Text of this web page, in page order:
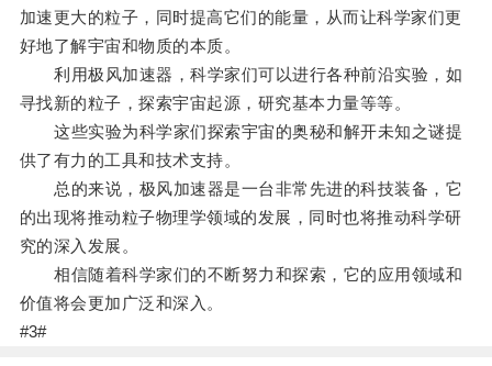
加速更大的粒子，同时提高它们的能量，从而让科学家们更
好地了解宇宙和物质的本质。
利用极风加速器，科学家们可以进行各种前沿实验，如
寻找新的粒子，探索宇宙起源，研究基本力量等等。
这些实验为科学家们探索宇宙的奥秘和解开未知之谜提
供了有力的工具和技术支持。
总的来说，极风加速器是一台非常先进的科技装备，它
的出现将推动粒子物理学领域的发展，同时也将推动科学研
究的深入发展。
相信随着科学家们的不断努力和探索，它的应用领域和
价值将会更加广泛和深入。
#3#